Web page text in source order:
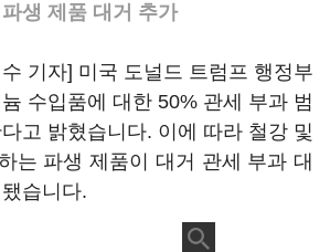
생 제품 대거 추가
기자] 미국 도널드 트럼프 행정부
수입품에 대한 50% 관세 부과 범
고 밝혔습니다. 이에 따라 철강 및
는 파생 제품이 대거 관세 부과 대
습니다.